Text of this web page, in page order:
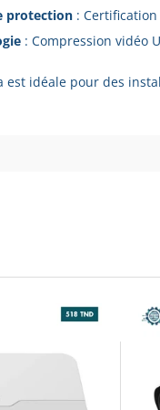
protection :
: Compression vidéo
est idéale pour des
protection